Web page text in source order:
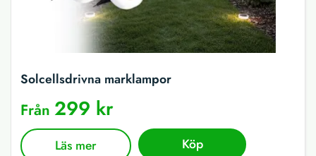
Solcellsdrivna marklampor
Från 299 kr
Läs mer Köp